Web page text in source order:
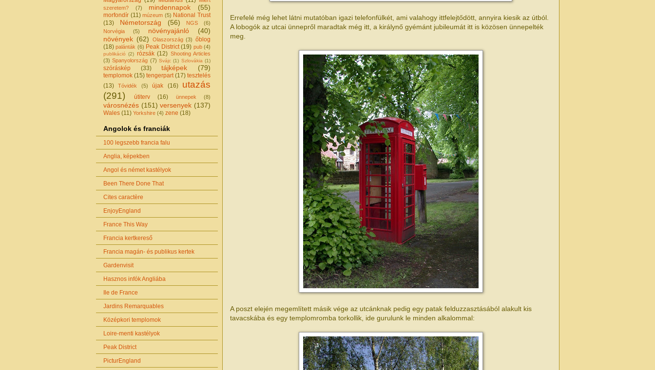
Errefelé még lehet látni mutatóban igazi telefonfülkét, ami valahogy ittfelejtődött, annyira kiesik az útból.
A lobogók az utcai ünnepről maradtak még itt, a királynő gyémánt jubileumát itt is közösen ünnepelték
meg.
A poszt elején megemlített másik vége az utcánknak pedig egy patak felduzzasztásából alakult kis
tavacskába és egy templomromba torkollik, ide gurulunk le minden alkalommal:
szeretem?
(7) mindennapok (55)
morfondír (11) múzeum (5) National Trust
(13)
Németország (56) NGS
(6)
Norvégia
(5) növényajánló
(40)
növények (62) Olaszország (3) őblog
(18) palánták (6) Peak District (19) pub (4)
publikáció (2) rózsák (12) Shooting Articles
(3) Spanyolország (7) Svájc (1) Szlovákia (1)
szóráskép (33) tájképek (79)
templomok (15) tengerpart (17) tesztelés
(13)
Tóvidék (5) újak (16)
utazás
(291)
útiterv (16) ünnepek (8)
városnézés (151) versenyek (137)
Wales (11) Yorkshire (4) zene (18)
Angolok és franciák
100 legszebb francia falu
Anglia, képekben
Angol és német kastélyok
Been There Done That
Cites caractère
EnjoyEngland
France This Way
Francia kertkereső
Francia magán- és publikus kertek
Gardenvisit
Hasznos infók Angliába
Ile de France
Jardins Remarquables
Középkori templomok
Loire-menti kastélyok
Peak District
PicturEngland